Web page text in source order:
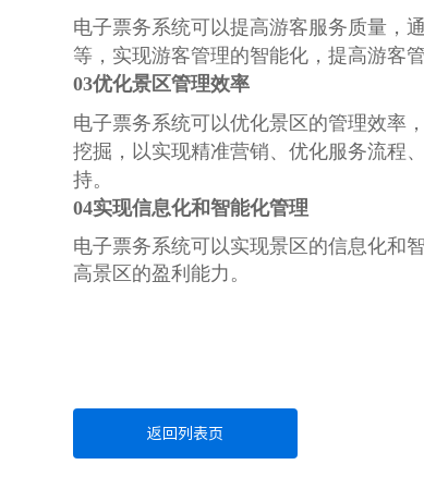
电子票务系统可以提高游客服务质量，
等，实现游客管理的智能化，提高游客
03优化景区管理效率
电子票务系统可以优化景区的管理效率
挖掘，以实现精准营销、优化服务流程
持。
04实现信息化和智能化管理
电子票务系统可以实现景区的信息化和
高景区的盈利能力。
返回列表页